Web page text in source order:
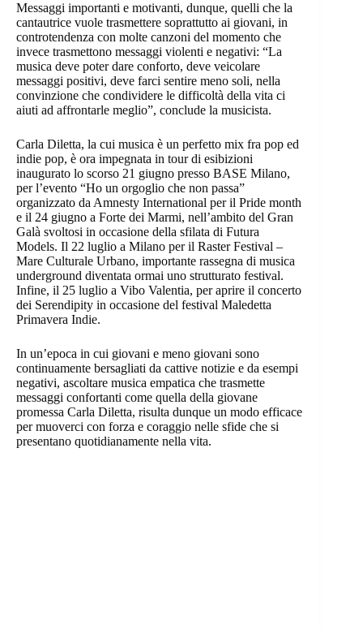
Messaggi importanti e motivanti, dunque, quelli che la
cantautrice vuole trasmettere soprattutto ai giovani, in
controtendenza con molte canzoni del momento che
invece trasmettono messaggi violenti e negativi: “La
musica deve poter dare conforto, deve veicolare
messaggi positivi, deve farci sentire meno soli, nella
convinzione che condividere le difficoltà della vita ci
aiuti ad affrontarle meglio”, conclude la musicista.
Carla Diletta, la cui musica è un perfetto mix fra pop ed
indie pop, è ora impegnata in tour di esibizioni
inaugurato lo scorso 21 giugno presso BASE Milano,
per l’evento “Ho un orgoglio che non passa”
organizzato da Amnesty International per il Pride month
e il 24 giugno a Forte dei Marmi, nell’ambito del Gran
Galà svoltosi in occasione della sfilata di Futura
Models. Il 22 luglio a Milano per il Raster Festival –
Mare Culturale Urbano, importante rassegna di musica
underground diventata ormai uno strutturato festival.
Infine, il 25 luglio a Vibo Valentia, per aprire il concerto
dei Serendipity in occasione del festival Maledetta
Primavera Indie.
In un’epoca in cui giovani e meno giovani sono
continuamente bersagliati da cattive notizie e da esempi
negativi, ascoltare musica empatica che trasmette
messaggi confortanti come quella della giovane
promessa Carla Diletta, risulta dunque un modo efficace
per muoverci con forza e coraggio nelle sfide che si
presentano quotidianamente nella vita.